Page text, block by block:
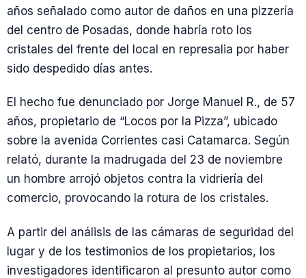
años señalado como autor de daños en una pizzería
del centro de Posadas, donde habría roto los
cristales del frente del local en represalia por haber
sido despedido días antes.
El hecho fue denunciado por Jorge Manuel R., de 57
años, propietario de “Locos por la Pizza”, ubicado
sobre la avenida Corrientes casi Catamarca. Según
relató, durante la madrugada del 23 de noviembre
un hombre arrojó objetos contra la vidriería del
comercio, provocando la rotura de los cristales.
A partir del análisis de las cámaras de seguridad del
lugar y de los testimonios de los propietarios, los
investigadores identificaron al presunto autor como